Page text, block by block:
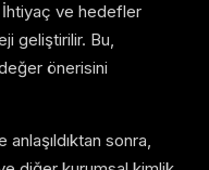
İhtiyaç ve hedefler
geliştirilir. Bu,
önerisini
sonra,